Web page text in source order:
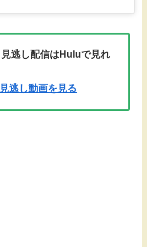
逃し配信はHuluで見れ
逃し動画を見る